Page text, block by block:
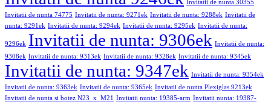
Invitatii de nunta 30355
Invitatii de nunta 74775 Invitatii de nunta: 9271ek Invitatii de nunta: 9288ek Invitatii de
nunta: 9291ek Invitatii de nunta: 9294ek Invitatii de nunta: 9295ek Invitatii de nunta:
9296ek Invitatii de nunta: 9306ek Invitatii de nunta:
9308ek Invitatii de nunta: 9313ek Invitatii de nunta: 9328ek Invitatii de nunta: 9345ek
Invitatii de nunta: 9347ek Invitatii de nunta: 9354ek
Invitatii de nunta: 9363ek Invitatii de nunta: 9365ek Invitatii de nunta Plexiglas 9213ek
Invitatii de nunta si botez N23_x_M21 Invitatii nunta: 19385-arm Invitatii nunta: 19387-